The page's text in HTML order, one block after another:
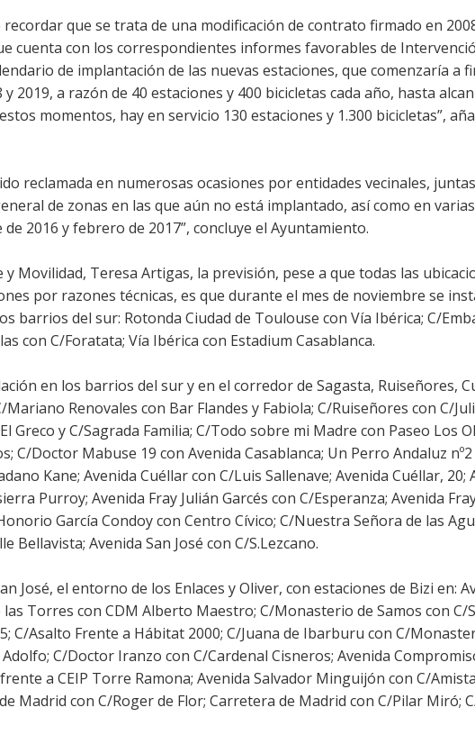
que se trata de una modificación de contrato firmado en
cuenta con los correspondientes informes favorables de
de implantación de las nuevas estaciones, que comenzaría a
2019, a razón de 40 estaciones y 400 bicicletas cada año, hasta
momentos, hay en servicio 130 estaciones y 1.300 bicicletas”,
reclamada en numerosas ocasiones por entidades vecinales,
de zonas en las que aún no está implantado, así como en
2016 y febrero de 2017”, concluye el Ayuntamiento.
Movilidad, Teresa Artigas, la previsión, pese a que todas las
por razones técnicas, es que durante el mes de noviembre se
barrios del sur: Rotonda Ciudad de Toulouse con Vía Ibérica; C/
con C/Foratata; Vía Ibérica con Estadium Casablanca.
en los barrios del sur y en el corredor de Sagasta, Ruiseñores,
Renovales con Bar Flandes y Fabiola; C/Ruiseñores con C/
Greco y C/Sagrada Familia; C/Todo sobre mi Madre con Paseo Los
C/Doctor Mabuse 19 con Avenida Casablanca; Un Perro Andaluz
Kane; Avenida Cuéllar con C/Luis Sallenave; Avenida Cuéllar, 20;
Purroy; Avenida Fray Julián Garcés con C/Esperanza; Avenida
García Condoy con Centro Cívico; C/Nuestra Señora de las
Bellavista; Avenida San José con C/S.Lezcano.
José, el entorno de los Enlaces y Oliver, con estaciones de Bizi en:
las Torres con CDM Alberto Maestro; C/Monasterio de Samos con C/
C/Asalto Frente a Hábitat 2000; C/Juana de Ibarburu con C/
C/Doctor Iranzo con C/Cardenal Cisneros; Avenida
a CEIP Torre Ramona; Avenida Salvador Minguijón con C/
Madrid con C/Roger de Flor; Carretera de Madrid con C/Pilar Miró;